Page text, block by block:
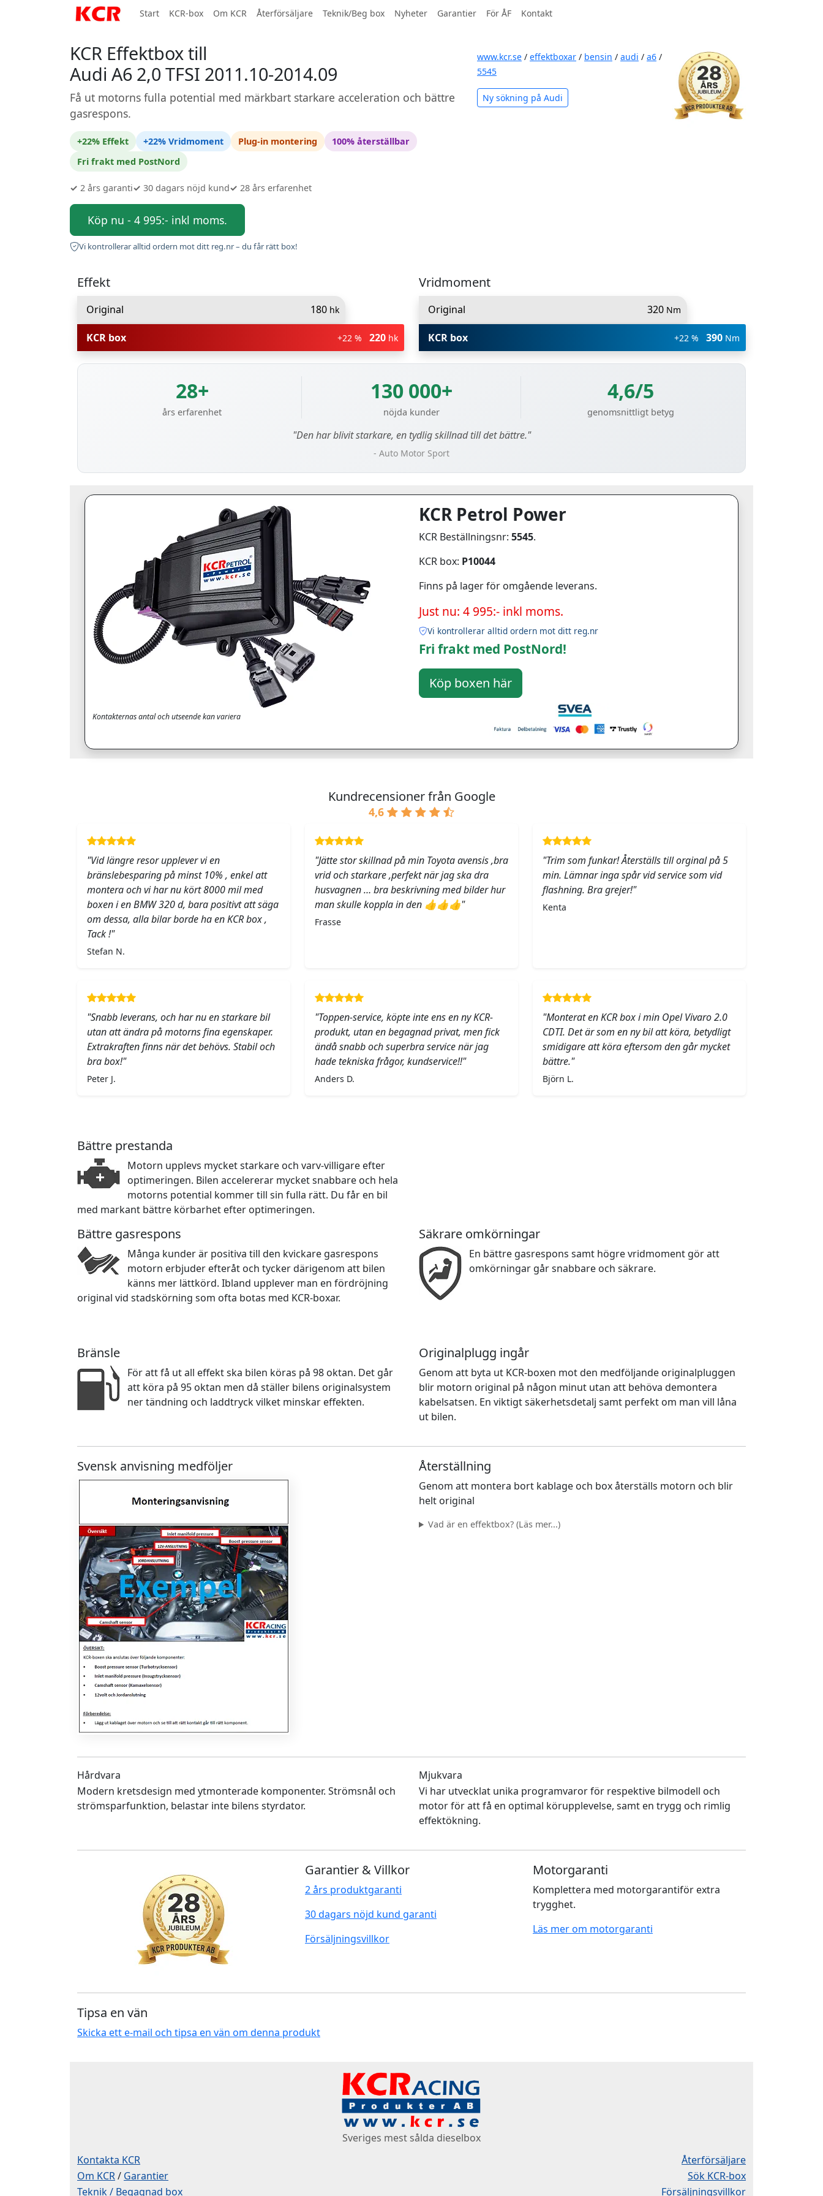
Start KCR-box Om KCR Återförsäljare Teknik/Beg box Nyheter Garantier För ÅF Kontakt
KCR Effektbox till
Audi A6 2,0 TFSI 2011.10-2014.09
Få ut motorns fulla potential med märkbart starkare acceleration och bättre
gasrespons.
+22% Effekt +22% Vridmoment Plug-in montering
100% återställbar
Fri frakt med PostNord
✓ 2 års garanti✓ 30 dagars nöjd kund✓ 28 års erfarenhet
Köp nu - 4 995:- inkl moms.
Vi kontrollerar alltid ordern mot ditt reg.nr – du får rätt box!
www.kcr.se / effektboxar / bensin / audi / a6 /
5545
Ny sökning på Audi
Effekt
Original 180 hk
KCR box +22 % 220 hk
Vridmoment
Original 320 Nm
KCR box +22 % 390 Nm
28+
års erfarenhet
130 000+
nöjda kunder
4,6/5
genomsnittligt betyg
"Den har blivit starkare, en tydlig skillnad till det bättre."
- Auto Motor Sport
Kontakternas antal och utseende kan variera
KCR Petrol Power
KCR Beställningsnr: 5545.
KCR box: P10044
Finns på lager för omgående leverans.
Just nu: 4 995:- inkl moms.
Vi kontrollerar alltid ordern mot ditt reg.nr
Fri frakt med PostNord!
Kundrecensioner från Google
4,6
"Vid längre resor upplever vi en
bränslebesparing på minst 10% , enkel att
montera och vi har nu kört 8000 mil med
boxen i en BMW 320 d, bara positivt att säga
om dessa, alla bilar borde ha en KCR box ,
Tack !"
Stefan N.
"Jätte stor skillnad på min Toyota avensis ,bra
vrid och starkare ,perfekt när jag ska dra
husvagnen … bra beskrivning med bilder hur
man skulle koppla in den 👍👍👍"
Frasse
"Trim som funkar! Återställs till orginal på 5
min. Lämnar inga spår vid service som vid
flashning. Bra grejer!"
Kenta
"Snabb leverans, och har nu en starkare bil
utan att ändra på motorns fina egenskaper.
Extrakraften finns när det behövs. Stabil och
bra box!"
Peter J.
"Toppen-service, köpte inte ens en ny KCR-
produkt, utan en begagnad privat, men fick
ändå snabb och superbra service när jag
hade tekniska frågor, kundservice!!"
Anders D.
"Monterat en KCR box i min Opel Vivaro 2.0
CDTI. Det är som en ny bil att köra, betydligt
smidigare att köra eftersom den går mycket
bättre."
Björn L.
Bättre prestanda
Motorn upplevs mycket starkare och varv-villigare efter
optimeringen. Bilen accelererar mycket snabbare och hela
motorns potential kommer till sin fulla rätt. Du får en bil
med markant bättre körbarhet efter optimeringen.
Bättre gasrespons
Många kunder är positiva till den kvickare gasrespons
motorn erbjuder efteråt och tycker därigenom att bilen
känns mer lättkörd. Ibland upplever man en fördröjning
original vid stadskörning som ofta botas med KCR-boxar.
Säkrare omkörningar
En bättre gasrespons samt högre vridmoment gör att
omkörningar går snabbare och säkrare.
Bränsle
För att få ut all effekt ska bilen köras på 98 oktan. Det går
att köra på 95 oktan men då ställer bilens originalsystem
ner tändning och laddtryck vilket minskar effekten.
Originalplugg ingår
Genom att byta ut KCR-boxen mot den medföljande originalpluggen
blir motorn original på någon minut utan att behöva demontera
kabelsatsen. En viktigt säkerhetsdetalj samt perfekt om man vill låna
ut bilen.
Svensk anvisning medföljer Återställning
Genom att montera bort kablage och box återställs motorn och blir
helt original
Vad är en effektbox? (Läs mer...)
Hårdvara
Modern kretsdesign med ytmonterade komponenter. Strömsnål och
strömsparfunktion, belastar inte bilens styrdator.
Mjukvara
Vi har utvecklat unika programvaror för respektive bilmodell och
motor för att få en optimal körupplevelse, samt en trygg och rimlig
effektökning.
Garantier & Villkor
2 års produktgaranti
30 dagars nöjd kund garanti
Försäljningsvillkor
Motorgaranti
Komplettera med motorgarantiför extra
trygghet.
Läs mer om motorgaranti
Tipsa en vän
Skicka ett e-mail och tipsa en vän om denna produkt
Sveriges mest sålda dieselbox
Kontakta KCR
Om KCR/ Garantier
Teknik / Begagnad box
Återförsäljare
Sök KCR-box
Försäljningsvillkor